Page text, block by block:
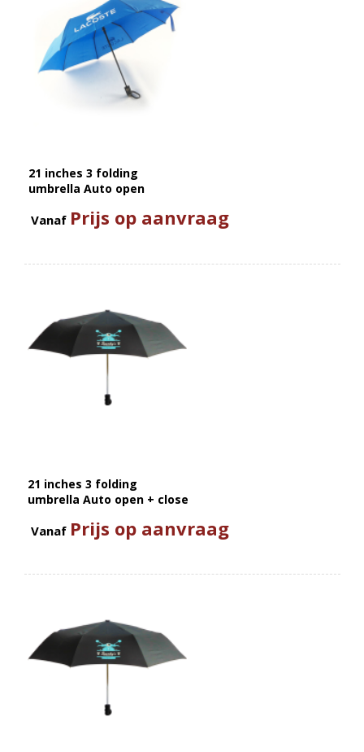
21 inches 3 folding
umbrella Auto open
Vanaf Prijs op aanvraag
21 inches 3 folding
umbrella Auto open + close
Vanaf Prijs op aanvraag